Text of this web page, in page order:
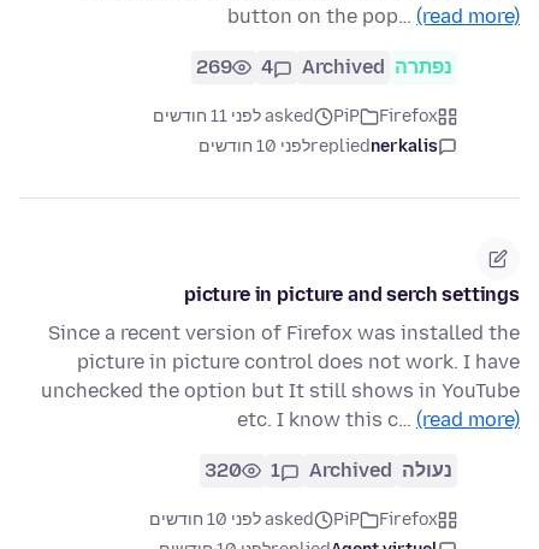
button on the pop… (read more)
נפתרה Archived
4
269
Firefox
PiP
asked לפני 11 חודשים
nerkalis
repliedלפני 10 חודשים
picture in picture and serch settings
Since a recent version of Firefox was installed the
picture in picture control does not work. I have
unchecked the option but It still shows in YouTube
etc. I know this c… (read more)
נעולה Archived
1
320
Firefox
PiP
asked לפני 10 חודשים